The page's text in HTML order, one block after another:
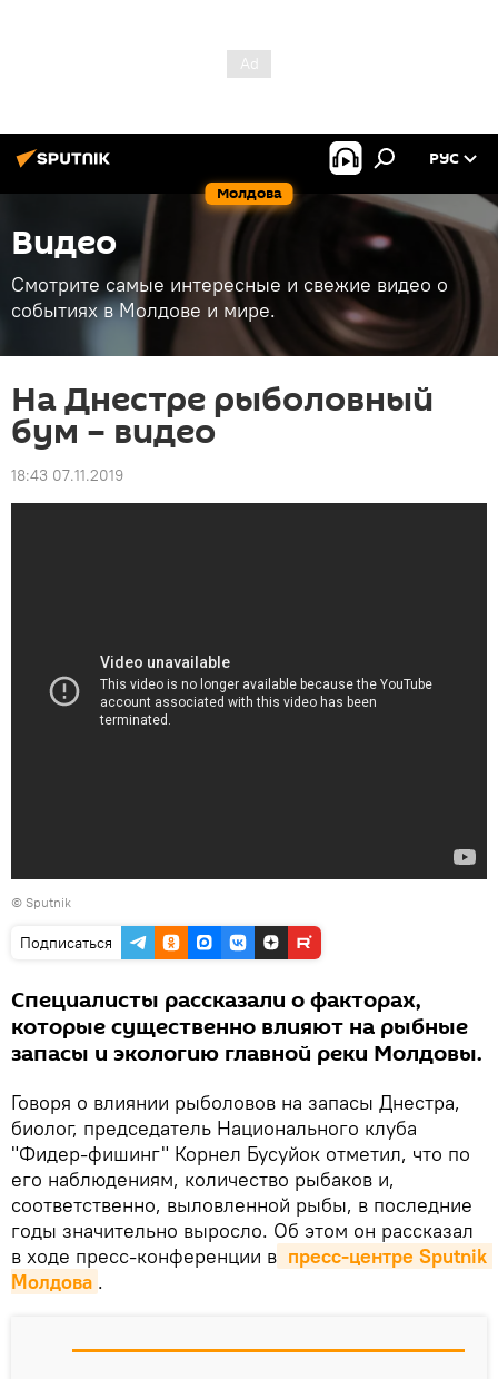
Молдова
РУС
Видео
Смотрите самые интересные и свежие видео о
событиях в Молдове и мире.
На Днестре рыболовный
бум – видео
18:43 07.11.2019
© Sputnik
Подписаться
Специалисты рассказали о факторах,
которые существенно влияют на рыбные
запасы и экологию главной реки Молдовы.
Говоря о влиянии рыболовов на запасы Днестра,
биолог, председатель Национального клуба
"Фидер-фишинг" Корнел Бусуйок отметил, что по
его наблюдениям, количество рыбаков и,
соответственно, выловленной рыбы, в последние
годы значительно выросло. Об этом он рассказал
в ходе пресс-конференции в пресс-центре Sputnik
Молдова .